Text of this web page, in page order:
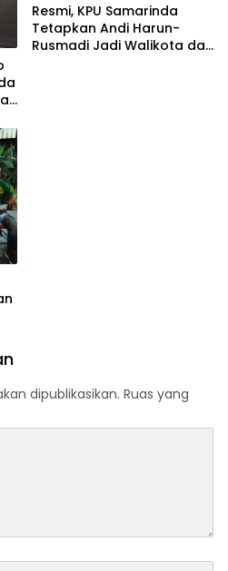
Resmi, KPU Samarinda
Tetapkan Andi Harun-
Rusmadi Jadi Walikota dan
dipublikasikan. Ruas yang